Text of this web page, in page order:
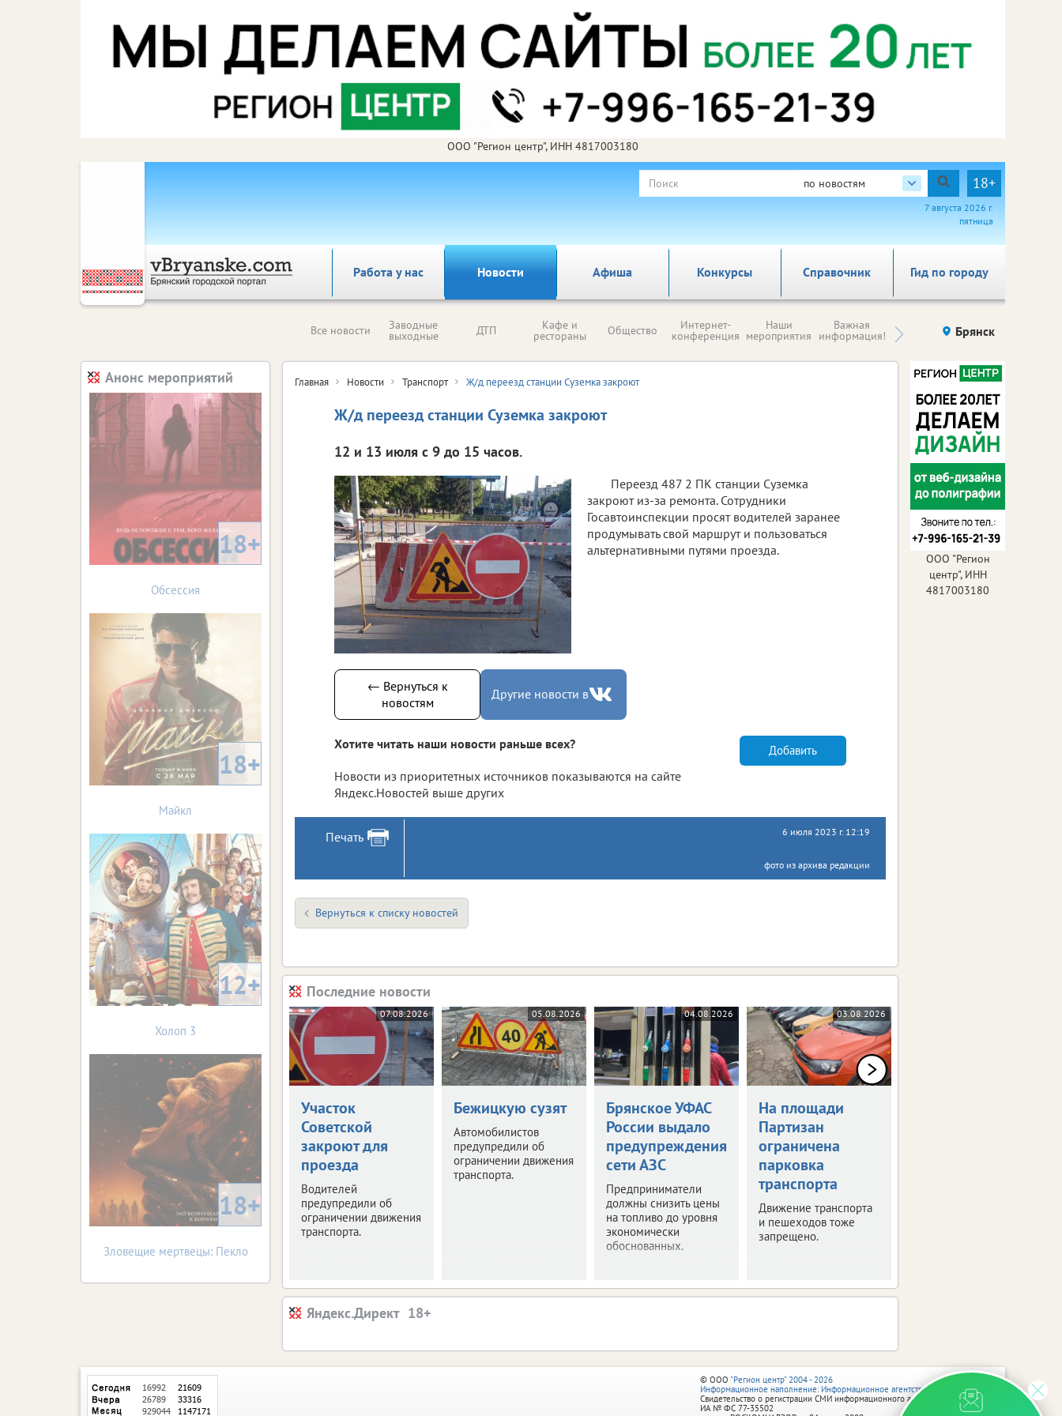
ООО "Регион центр", ИНН 4817003180
по новостям 18+
7 августа 2026 г.
пятница
Работа у нас Новости Афиша Справочник Гид по городу
Конкурсы
Все новости Заводные
выходные ДТП Кафе и
рестораны Общество Интернет-
конференция
Наши
мероприятия
Важная
информация! Происшествия Здоровье
Брянск
Главная Новости Транспорт Ж/д переезд станции Суземка закроют
Ж/д переезд станции Суземка закроют
12 и 13 июля с 9 до 15 часов.
Переезд 487 2 ПК станции Суземка
закроют из-за ремонта. Сотрудники
Госавтоинспекции просят водителей заранее
продумывать свой маршрут и пользоваться
альтернативными путями проезда.
← Вернуться к
новостям
Другие новости в
Хотите читать наши новости раньше всех?
Новости из приоритетных источников показываются на сайте
Яндекс.Новостей выше других
Добавить
Печать 6 июля 2023 г. 12:19
фото из архива редакции
Вернуться к списку новостей
Последние новости
07.08.2026
Участок
Советской
закроют для
проезда
Водителей
предупредили об
ограничении движения
транспорта.
05.08.2026
Бежицкую сузят
Автомобилистов
предупредили об
ограничении движения
транспорта.
04.08.2026
Брянское УФАС
России выдало
предупреждения
сети АЗС
Предприниматели
должны снизить цены
на топливо до уровня
экономически
обоснованных.
03.08.2026
На площади
Партизан
ограничена
парковка
транспорта
Движение транспорта
и пешеходов тоже
запрещено.
Яндекс.Директ
Анонс мероприятий
18+
Обсессия
18+
Майкл
12+
Холоп 3
18+
Зловещие мертвецы: Пекло
ООО "Регион
центр", ИНН
4817003180
© ООО "Регион центр" 2004 - 2026
Информационное наполнение: Информационное агентство vRossii.ru
Свидетельство о регистрации СМИ информационного агентства vRossii.ru
ИА № ФС 77‑35502